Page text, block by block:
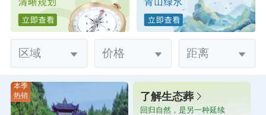
区域 价格 距离
本季
热销
了解生态葬
回归自然，是另一种延续